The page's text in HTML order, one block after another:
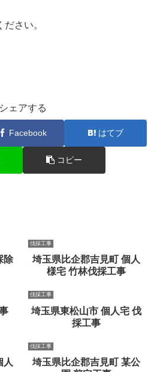
さい。
シェアする
Facebook はてブ
コピー
除
伐採工事
埼玉県比企郡吉見町 個人
様宅 竹林伐採工事
伐採工事
埼玉県東松山市 個人宅 伐
採工事
人
伐採工事
埼玉県比企郡吉見町 某公